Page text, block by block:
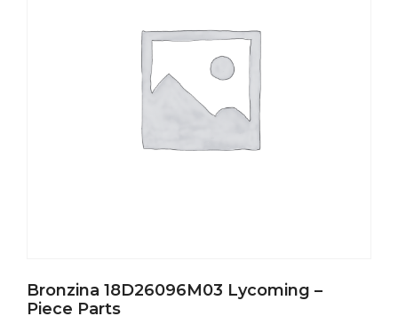
Bronzina 18D26096M03 Lycoming –
Piece Parts